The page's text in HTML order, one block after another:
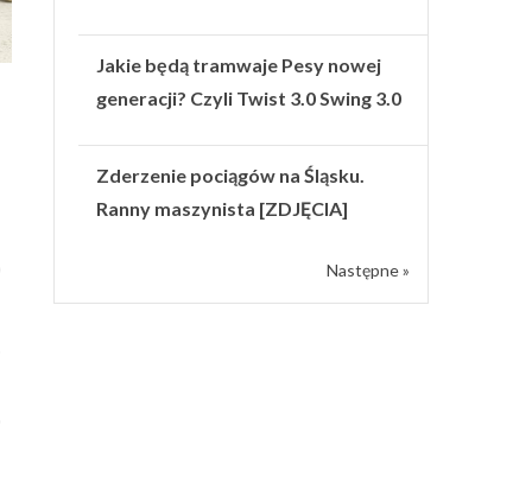
Jakie będą tramwaje Pesy nowej
generacji? Czyli Twist 3.0 Swing 3.0
Zderzenie pociągów na Śląsku.
Ranny maszynista [ZDJĘCIA]
Następne »